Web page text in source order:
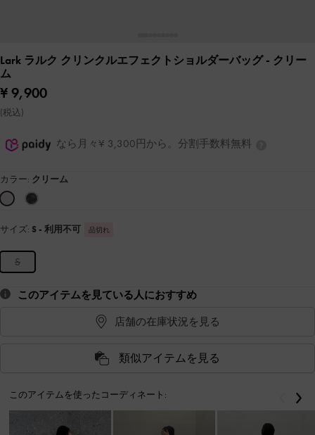
Lark ラルク クリンクルエフェクトショルダーバッグ- クリー
ム
¥ 9,900
(税込)
なら月々¥ 3,300円から。分割手数料無料
カラー: クリーム
サイズ: S - 利用不可 品切れ
S
このアイテムを見ている人におすすめ
店舗の在庫状況を見る
類似アイテムを見る
このアイテムを使ったコーディネート: 戻る